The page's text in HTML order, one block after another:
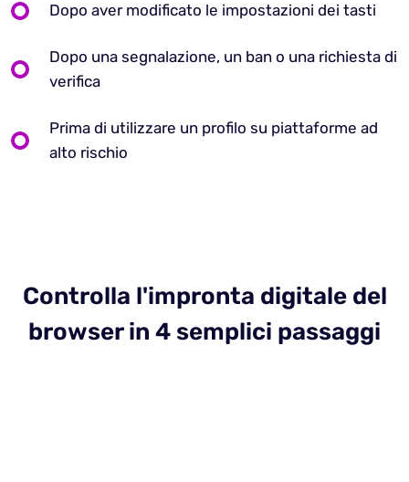
Dopo aver modificato le impostazioni dei tasti
Dopo una segnalazione, un ban o una richiesta di
verifica
Prima di utilizzare un profilo su piattaforme ad
alto rischio
Controlla l'impronta digitale del
browser in 4 semplici passaggi